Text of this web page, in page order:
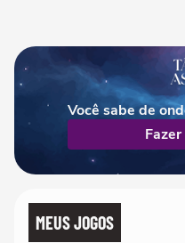
Você sabe de
MEUS JOGOS